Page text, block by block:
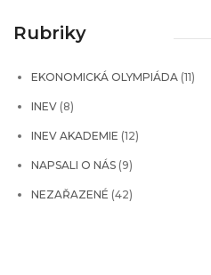
Rubriky
EKONOMICKÁ OLYMPIÁDA (11)
INEV (8)
INEV AKADEMIE (12)
NAPSALI O NÁS (9)
NEZAŘAZENÉ (42)